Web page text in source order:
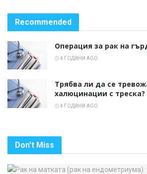
Recommended
Операция за рак на
4 ГОДИНИ AGO
Трябва ли да се
халюцинации с треска?
4 ГОДИНИ AGO
Don't Miss